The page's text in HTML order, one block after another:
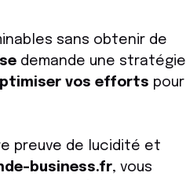
sans obtenir de
demande une stratégie
vos efforts pour
preuve de lucidité et
business.fr, vous